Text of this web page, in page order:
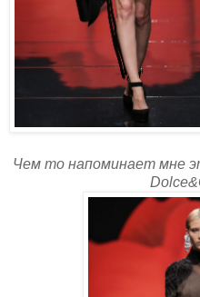
Чем то напоминает мне